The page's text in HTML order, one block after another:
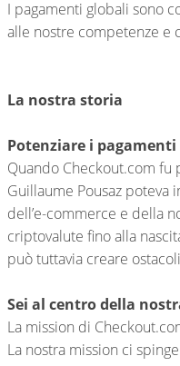
I pagamenti globali sono
alle nostre competenze e
La nostra storia
Potenziare i
Quando Checkout.com
Guillaume Pousaz poteva
dell’e-commerce e della
criptovalute fino alla
può tuttavia creare
Sei al centro della
La mission di
La nostra mission ci